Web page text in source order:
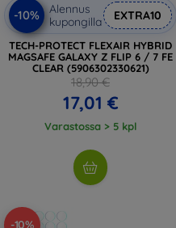
-10%
Alennus
kupongilla
EXTRA10
TECH-PROTECT FLEXAIR HYBRID
MAGSAFE GALAXY Z FLIP 6 / 7 FE
CLEAR (5906302330621)
18,90 €
17,01 €
Varastossa > 5 kpl
-10%